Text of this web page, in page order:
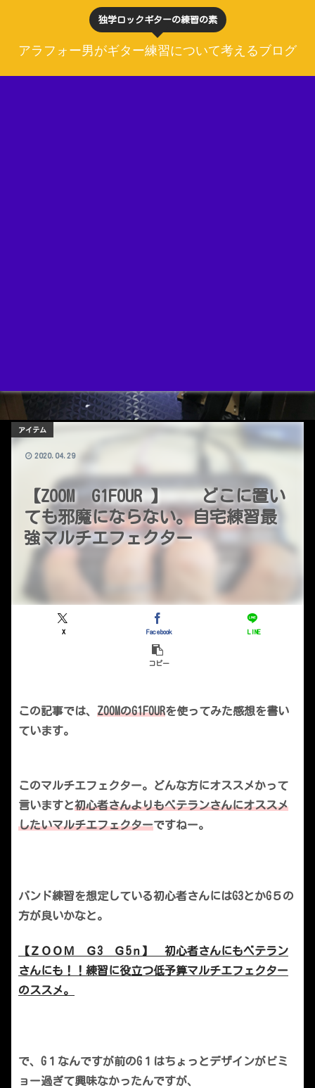
独学ロックギターの練習の素
アラフォー男がギター練習について考えるブログ
【ZOOM G1FOUR 】 どこに置い
ても邪魔にならない。自宅練習最
強マルチエフェクター
アイテム
X Facebook LINE
コピー
2020.04.29
この記事では、 ZOOMのG1FOURを使ってみた感想を書い
ています。
このマルチエフェクター。どんな方にオススメかって
言いますと初心者さんよりもベテランさんにオススメ
したいマルチエフェクターですねー。
バンド練習を想定している初心者さんにはG3とかG５の
方が良いかなと。
【ＺＯＯＭ Ｇ3 Ｇ5ｎ】 初心者さんにもベテラン
さんにも！！練習に役立つ低予算マルチエフェクター
のススメ。
で、G１なんですが前のG１はちょっとデザインがビミ
ョー過ぎて興味なかったんですが、